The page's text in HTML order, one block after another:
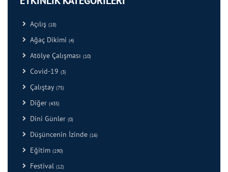
Açılış (18)
Ağaç Dikimi (4)
Atölye Çalışması (10)
Covid-19 (3)
Çalıştay (75)
Diğer (435)
Dini Günler (0)
Düşüncenin İzinde (16)
Eğitim (190)
Festival (12)